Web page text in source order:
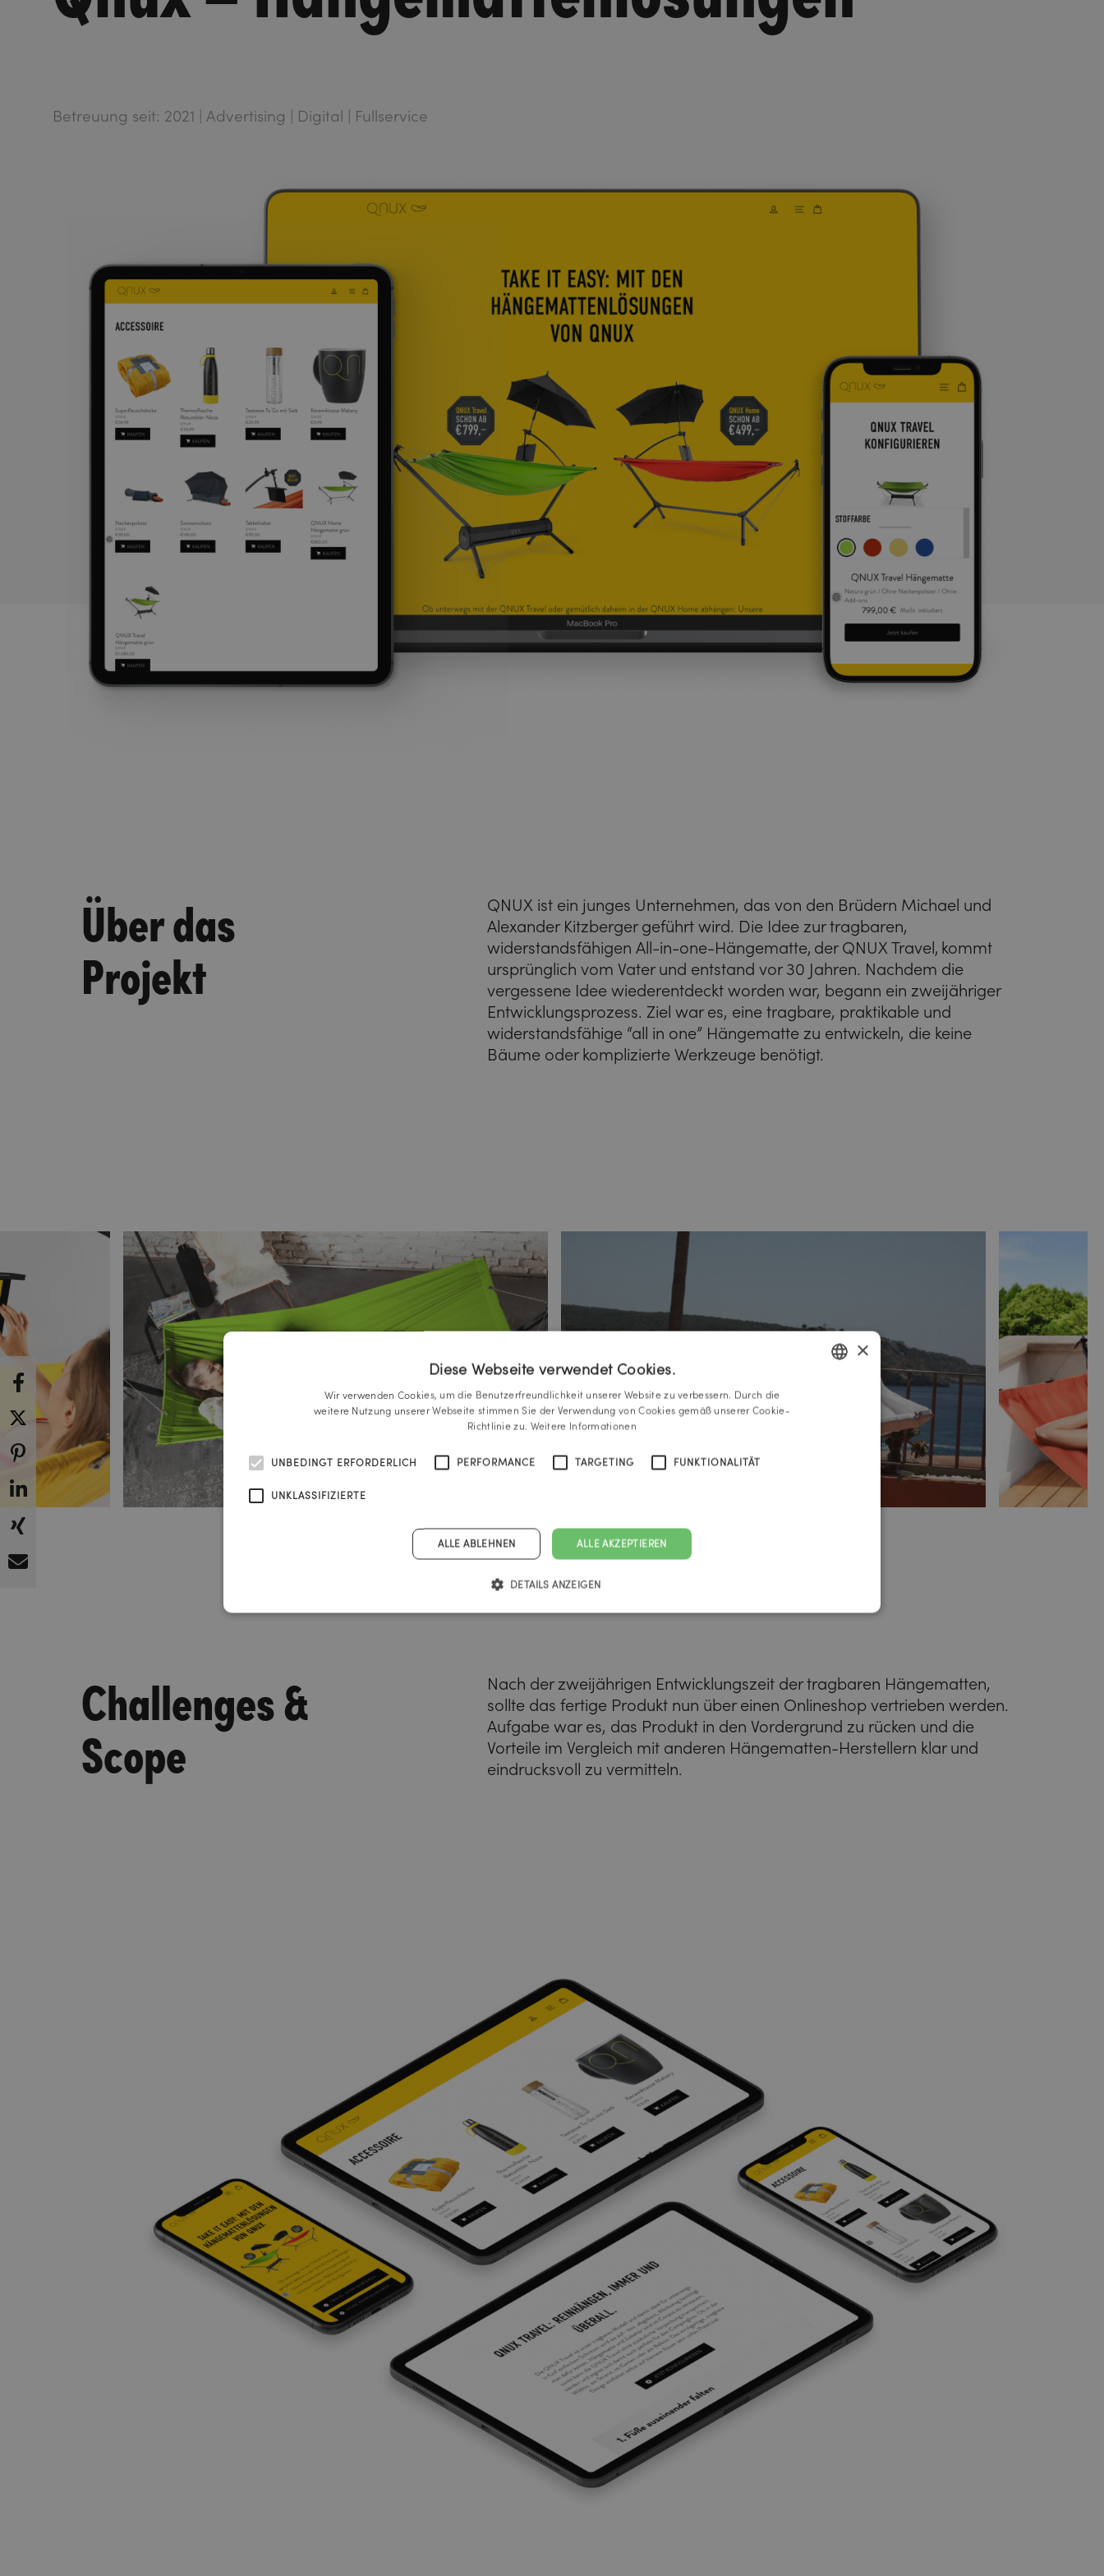
Betreuung seit: 2021 | Advertising | Digital | Fullservice
Über das
Projekt
QNUX ist ein junges Unternehmen, das von den Brüdern Michael und
Alexander Kitzberger geführt wird. Die Idee zur tragbaren,
widerstandsfähigen All-in-one-Hängematte, der QNUX Travel, kommt
ursprünglich vom Vater und entstand vor 30 Jahren. Nachdem die
vergessene Idee wiederentdeckt worden war, begann ein zweijähriger
Entwicklungsprozess. Ziel war es, eine tragbare, praktikable und
widerstandsfähige “all in one” Hängematte zu entwickeln, die keine
Bäume oder komplizierte Werkzeuge benötigt.
Challenges &
Scope
Nach der zweijährigen Entwicklungszeit der tragbaren Hängematten,
sollte das fertige Produkt nun über einen Onlineshop vertrieben werden.
Aufgabe war es, das Produkt in den Vordergrund zu rücken und die
Vorteile im Vergleich mit anderen Hängematten-Herstellern klar und
eindrucksvoll zu vermitteln.
×
Diese Webseite verwendet Cookies.
Wir verwenden Cookies, um die Benutzerfreundlichkeit unserer Website zu verbessern. Durch die
weitere Nutzung unserer Webseite stimmen Sie der Verwendung von Cookies gemäß unserer Cookie-
Richtlinie zu. Weitere Informationen
UNBEDINGT ERFORDERLICH PERFORMANCE TARGETING FUNKTIONALITÄT
UNKLASSIFIZIERTE
ALLE AKZEPTIEREN
ALLE ABLEHNEN
DETAILS ANZEIGEN